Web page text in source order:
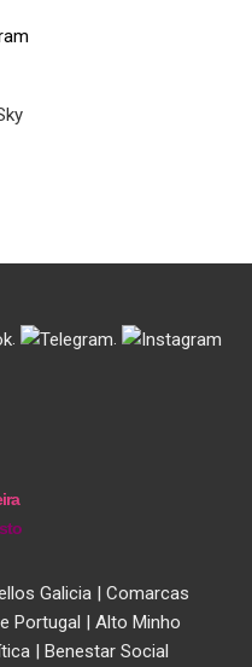
. .
Galicia| Comarcas
Portugal | Alto Minho
| Benestar Social